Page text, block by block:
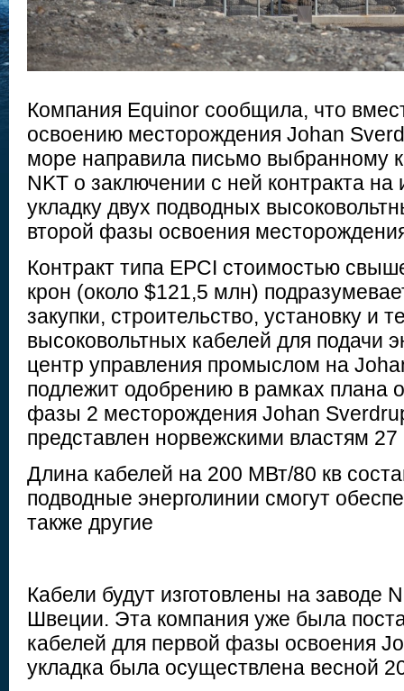
Компания Equinor сообщила, что
освоению месторождения Johan
море направила письмо выбранному
NKT о заключении с ней контракта на
укладку двух подводных
второй фазы освоения
Контракт типа EPCI стоимостью
крон (около $121,5 млн)
закупки, строительство, установку и
высоковольтных кабелей для подачи
центр управления промыслом на
подлежит одобрению в рамках плана
фазы 2 месторождения Johan
представлен норвежскими властям 27
Длина кабелей на 200 МВт/80 кв
подводные энерголинии смогут
также другие
Кабели будут изготовлены на заводе
Швеции. Эта компания уже была
кабелей для первой фазы освоения
укладка была осуществлена весной